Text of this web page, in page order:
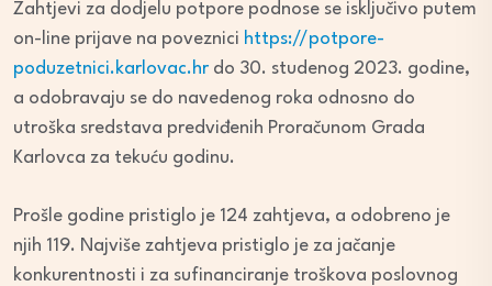
Zahtjevi za dodjelu potpore podnose se isključivo putem
on-line prijave na poveznici https://potpore-
poduzetnici.karlovac.hr do 30. studenog 2023. godine,
a odobravaju se do navedenog roka odnosno do
utroška sredstava predviđenih Proračunom Grada
Karlovca za tekuću godinu.
Prošle godine pristiglo je 124 zahtjeva, a odobreno je
njih 119. Najviše zahtjeva pristiglo je za jačanje
konkurentnosti i za sufinanciranje troškova poslovnog